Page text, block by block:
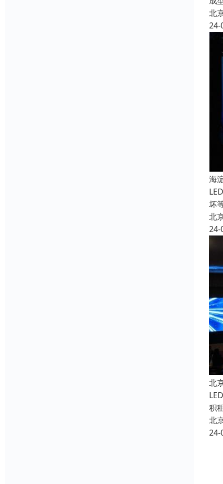
北
24-
海
坏
北
24-
北
积
北
24-